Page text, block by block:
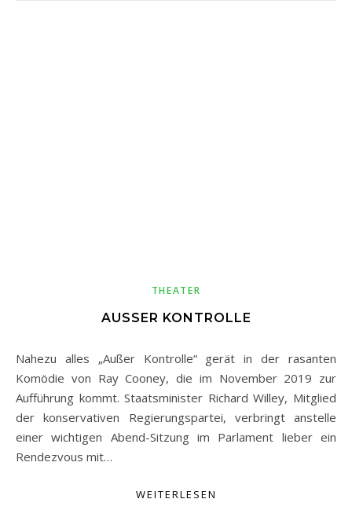
THEATER
AUSSER KONTROLLE
Nahezu alles „Außer Kontrolle“ gerät in der rasanten
Komödie von Ray Cooney, die im November 2019 zur
Aufführung kommt. Staatsminister Richard Willey, Mitglied
der konservativen Regierungspartei, verbringt anstelle
einer wichtigen Abend-Sitzung im Parlament lieber ein
Rendezvous mit…
WEITERLESEN